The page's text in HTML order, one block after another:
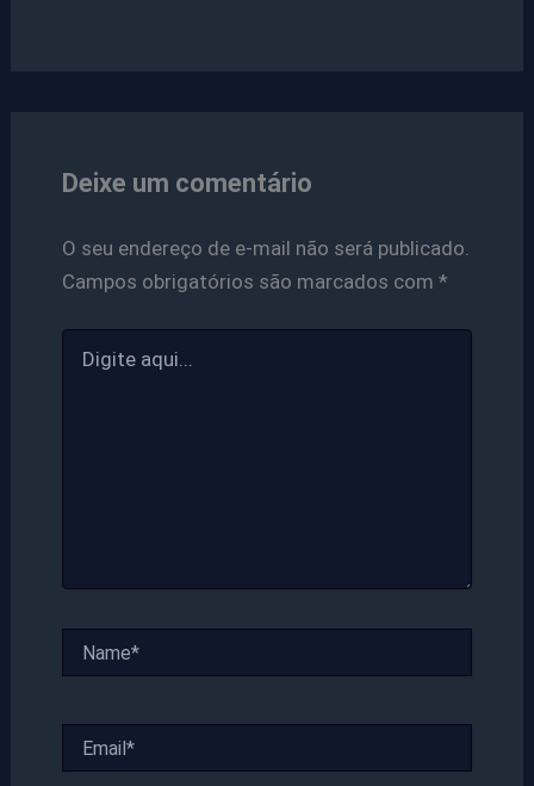
Deixe um comentário
O seu endereço de e-mail não será publicado.
Campos obrigatórios são marcados com *
aqui...